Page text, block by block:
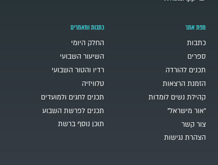
מפת אתר
כתבות
ספרים
תכנים להורדה
הזמנת הרצאות
קהילת נשים לומדות
"אור מישראל"
צור קשר
הצהרת נגישות
כתבות ומאמרים
החלק היומי
השיעור השבועי
רדיו והטור השבועי
טלוויזיה
תכנים לחגים ולמועדים
תכנים לפרשת השבוע
תוכן נוסף ברשת